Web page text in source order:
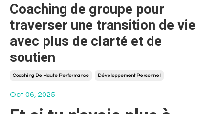
Coaching de groupe pour
traverser une transition de vie
avec plus de clarté et de
soutien
Coaching De Haute Performance Développement Personnel
Oct 06, 2025